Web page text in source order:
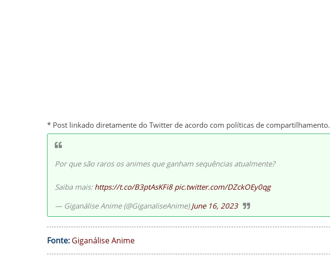
* Post linkado diretamente do Twitter de acordo com políticas de compartilhamento.
Por que são raros os animes que ganham sequências atualmente?
Saiba mais: https://t.co/B3ptAsKFi8 pic.twitter.com/DZckOEy0qg
— Giganálise Anime (@GiganaliseAnime)June 16, 2023
Fonte: Giganálise Anime